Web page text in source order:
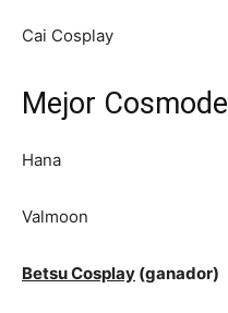
Cai Cosplay
Mejor Cosmodel
Hana
Valmoon
Betsu Cosplay (ganador)